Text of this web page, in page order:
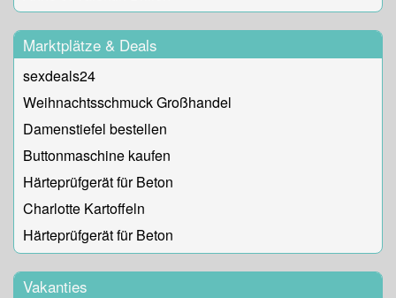
Marktplätze & Deals
sexdeals24
Weihnachtsschmuck Großhandel
Damenstiefel bestellen
Buttonmaschine kaufen
Härteprüfgerät für Beton
Charlotte Kartoffeln
Härteprüfgerät für Beton
Vakanties